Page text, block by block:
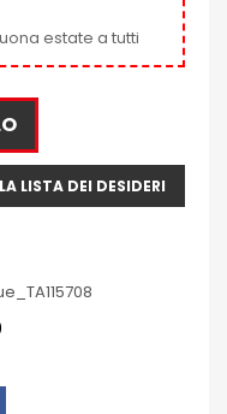
estate a tutti
LISTA DEI DESIDERI